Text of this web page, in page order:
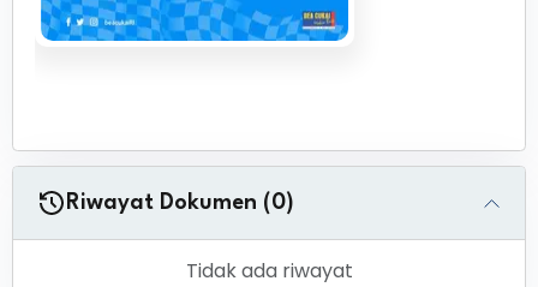
Riwayat Dokumen (0)
Tidak ada riwayat